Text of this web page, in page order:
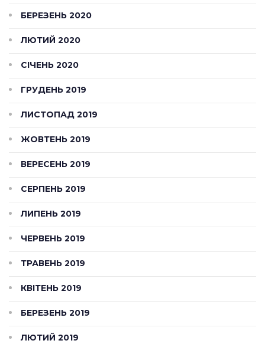
БЕРЕЗЕНЬ 2020
ЛЮТИЙ 2020
СІЧЕНЬ 2020
ГРУДЕНЬ 2019
ЛИСТОПАД 2019
ЖОВТЕНЬ 2019
ВЕРЕСЕНЬ 2019
СЕРПЕНЬ 2019
ЛИПЕНЬ 2019
ЧЕРВЕНЬ 2019
ТРАВЕНЬ 2019
КВІТЕНЬ 2019
БЕРЕЗЕНЬ 2019
ЛЮТИЙ 2019